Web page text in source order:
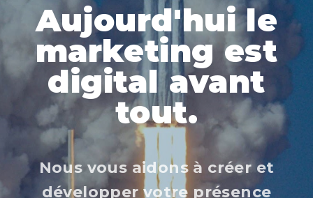
Aujourd'hui le
marketing est
digital avant
tout.
Nous vous aidons à créer et
développer votre présence